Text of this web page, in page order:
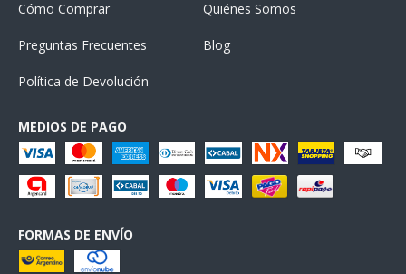
Cómo Comprar Quiénes Somos
Preguntas Frecuentes Blog
Política de Devolución
MEDIOS DE PAGO
FORMAS DE ENVÍO